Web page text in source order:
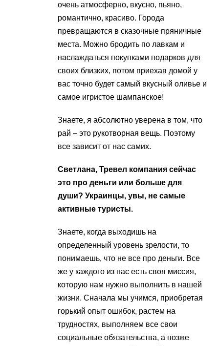
очень атмосферно, вкусно, пьяно,
романтично, красиво. Города
превращаются в сказочные пряничные
места. Можно бродить по лавкам и
наслаждаться покупками подарков для
своих близких, потом приехав домой у
вас точно будет самый вкусный оливье и
самое игристое шампанское!
Знаете, я абсолютно уверена в том, что
рай – это рукотворная вещь. Поэтому
все зависит от нас самих.
Светлана, Тревел компания сейчас
это про деньги или больше для
души? Украинцы, увы, не самые
активные туристы.
Знаете, когда выходишь на
определенный уровень зрелости, то
понимаешь, что не все про деньги. Все
же у каждого из нас есть своя миссия,
которую нам нужно выполнить в нашей
жизни. Сначала мы учимся, приобретая
горький опыт ошибок, растем на
трудностях, выполняем все свои
социальные обязательства, а позже